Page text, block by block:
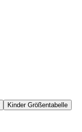
Kinder Größentabelle